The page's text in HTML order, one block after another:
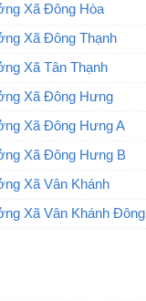
Xã Đông Hòa
Xã Đông Thạnh
Xã Tân Thạnh
Xã Đông Hưng
Xã Đông Hưng A
Xã Đông Hưng B
Xã Vân Khánh
Xã Vân Khánh Đông